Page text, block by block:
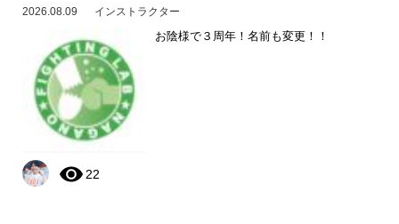
2026.08.09 インストラクター
お陰様で３周年！名前も変更！！
22